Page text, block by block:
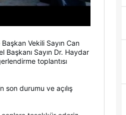
Vekili Sayın Can
Başkanı Sayın Dr. Haydar
toplantısı
son durumu ve açılış